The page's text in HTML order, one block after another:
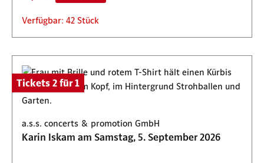
Verfügbar: 42 Stück
Tickets 2 für 1
a.s.s. concerts & promotion GmbH
Karin Iskam am Samstag, 5. September 2026